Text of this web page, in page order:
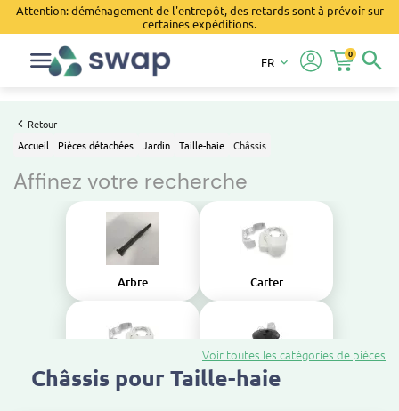
Attention: déménagement de l'entrepôt, des retards sont à prévoir sur
certaines expéditions.
search
0
FR keyboard_arrow_down
Retour
Accueil
Pièces détachées Jardin Taille-haie Châssis
Affinez votre recherche
Arbre Carter
Couvercle Cuve
Voir toutes les catégories de pièces
Châssis pour Taille-haie